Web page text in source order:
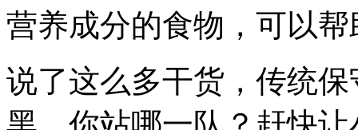
营养成分的食物，可以
说了这么多干货，传统